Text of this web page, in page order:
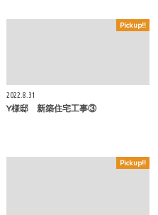
Pickup!!
2022.8.31
Y様邸 新築住宅工事③
Pickup!!